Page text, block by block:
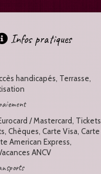
Infos pratiques
handicapés, Terrasse,
/ Mastercard, Tickets
Chèques, Carte Visa, Carte
American Express,
ANCV